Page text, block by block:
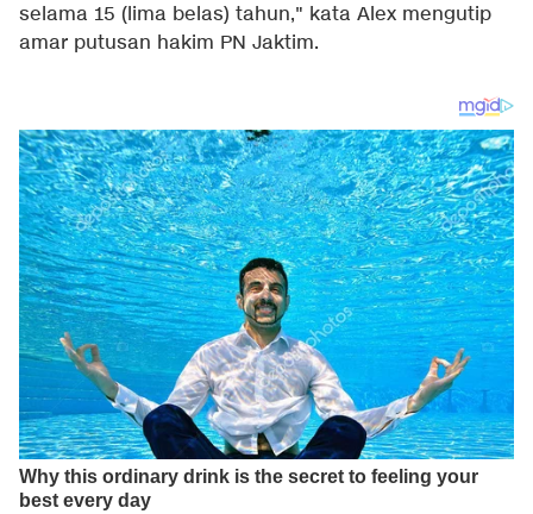
selama 15 (lima belas) tahun," kata Alex mengutip
amar putusan hakim PN Jaktim.